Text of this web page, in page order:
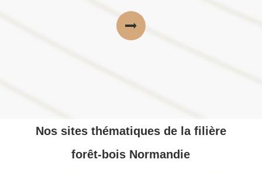
Nos sites thématiques de la filière
forêt-bois Normandie